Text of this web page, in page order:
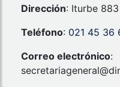
Dirección: Iturbe
Teléfono: 021 45 36
Correo electrónico: